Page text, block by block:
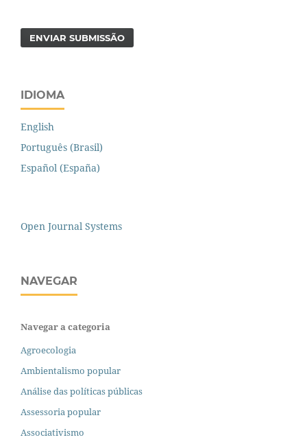
ENVIAR SUBMISSÃO
IDIOMA
English
Português (Brasil)
Español (España)
Open Journal Systems
NAVEGAR
Navegar a categoria
Agroecologia
Ambientalismo popular
Análise das políticas públicas
Assessoria popular
Associativismo